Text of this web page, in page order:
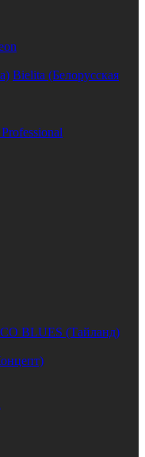
Bielita (Белорусская
BLUES (Тайланд)